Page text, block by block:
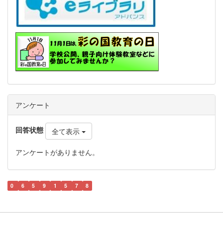
アンケート
回答状態 全て表示
アンケートがありません。
0 6 5 9 1 5 7 8